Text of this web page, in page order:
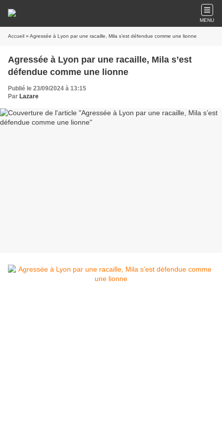
MENU
Accueil » Agressée à Lyon par une racaille, Mila s’est défendue comme une lionne
Agressée à Lyon par une racaille, Mila s’est
défendue comme une lionne
Publié le 23/09/2024 à 13:15
Par Lazare